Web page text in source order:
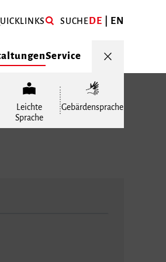
SUCHEDE EN
Service
Leichte
Sprache
Gebärdensprache